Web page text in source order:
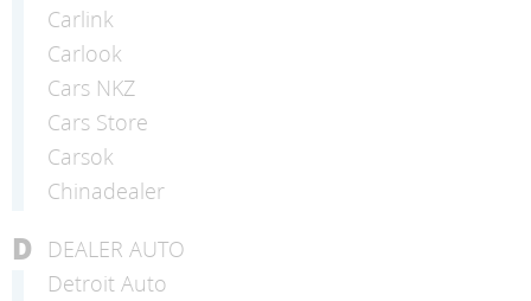
Carlink
Carlook
Cars NKZ
Cars Store
Carsok
Chinadealer
D
DEALER AUTO
Detroit Auto